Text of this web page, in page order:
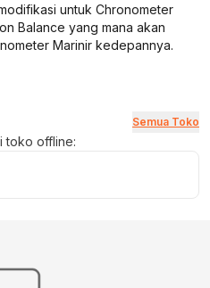
untuk Chronometer
Balance yang mana akan
Marinir kedepannya.
Semua Toko
toko offline: